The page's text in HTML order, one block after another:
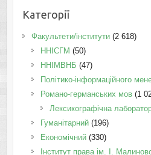
Категорії
Факультети/інститути(2 618)
ННІСГМ (50)
ННІМВНБ (47)
Політико-інформаційного
Романо-германських мов(1
Лексикографічна
Гуманітарний(196)
Економічний(330)
Інститут права ім. І.